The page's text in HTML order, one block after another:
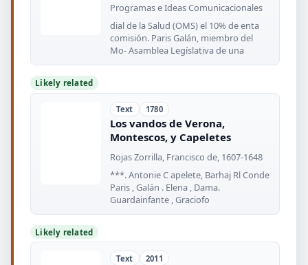
Programas e Ideas Comunicacionales
dial de la Salud (OMS) el 10% de enta
comisión. Paris Galán, miembro del
Mo- Asamblea Legíslativa de una
Likely related
Text 1780
Los vandos de Verona,
Montescos, y Capeletes
Rojas Zorrilla, Francisco de, 1607-1648
***. Antonie C apelete, Barhaj Rl Conde
Paris , Galán . Elena , Dama.
Guardainfante , Graciofo
Likely related
Text 2011